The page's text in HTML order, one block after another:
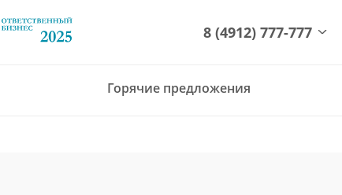
8 (4912) 777-777
Горячие предложения